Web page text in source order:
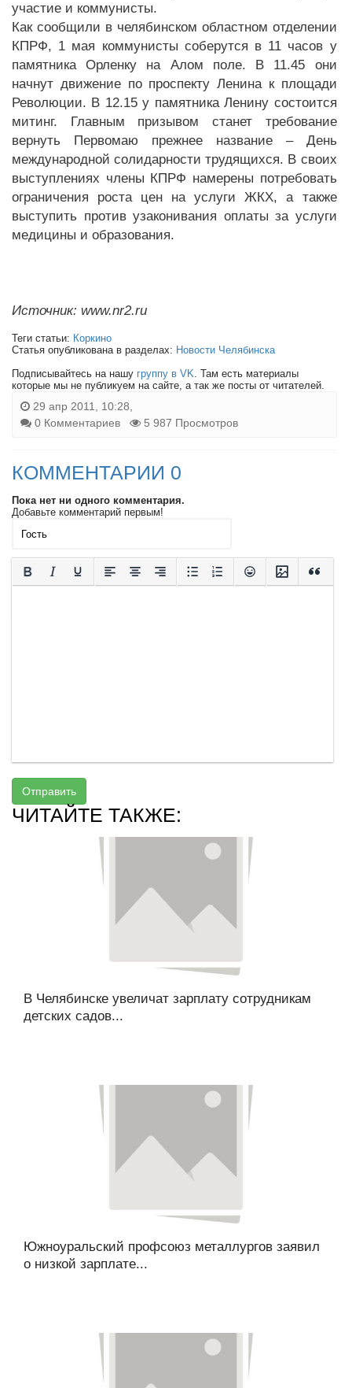
участие и коммунисты.
Как сообщили в челябинском областном отделении
КПРФ, 1 мая коммунисты соберутся в 11 часов у
памятника Орленку на Алом поле. В 11.45 они
начнут движение по проспекту Ленина к площади
Революции. В 12.15 у памятника Ленину состоится
митинг. Главным призывом станет требование
вернуть Первомаю прежнее название – День
международной солидарности трудящихся. В своих
выступлениях члены КПРФ намерены потребовать
ограничения роста цен на услуги ЖКХ, а также
выступить против узаконивания оплаты за услуги
медицины и образования.
Источник: www.nr2.ru
Теги статьи: Коркино
Статья опубликована в разделах: Новости Челябинска
Подписывайтесь на нашу группу в VK. Там есть материалы
которые мы не публикуем на сайте, а так же посты от читателей.
29 апр 2011, 10:28,
0 Комментариев
5 987 Просмотров
КОММЕНТАРИИ 0
Пока нет ни одного комментария.
Добавьте комментарий первым!
Отправить
ЧИТАЙТЕ ТАКЖЕ:
В Челябинске увеличат зарплату сотрудникам
детских садов...
Южноуральский профсоюз металлургов заявил
о низкой зарплате...